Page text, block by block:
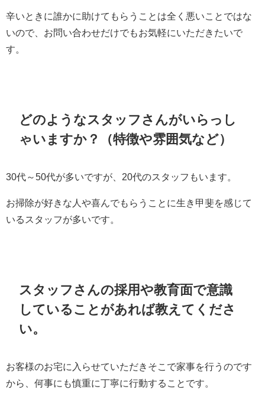
辛いときに誰かに助けてもらうことは全く悪いことではな
いので、お問い合わせだけでもお気軽にいただきたいで
す。
どのようなスタッフさんがいらっし
ゃいますか？（特徴や雰囲気など）
30代～50代が多いですが、20代のスタッフもいます。
お掃除が好きな人や喜んでもらうことに生き甲斐を感じて
いるスタッフが多いです。
スタッフさんの採用や教育面で意識
していることがあれば教えてくださ
い。
お客様のお宅に入らせていただきそこで家事を行うのです
から、何事にも慎重に丁寧に行動することです。